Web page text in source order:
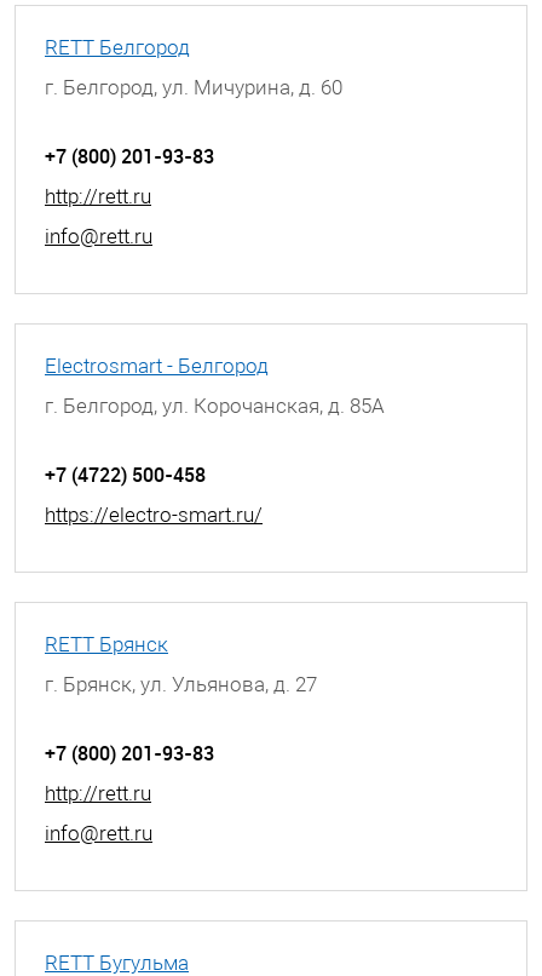
RETT Белгород
г. Белгород, ул. Мичурина, д. 60
+7 (800) 201-93-83
http://rett.ru
info@rett.ru
Electrosmart - Белгород
г. Белгород, ул. Корочанская, д. 85А
+7 (4722) 500-458
https://electro-smart.ru/
RETT Брянск
г. Брянск, ул. Ульянова, д. 27
+7 (800) 201-93-83
http://rett.ru
info@rett.ru
RETT Бугульма